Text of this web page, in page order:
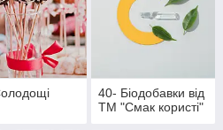
40- Біодобавки від
ТМ "Смак користі"